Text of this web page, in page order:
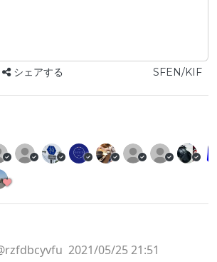
シェアする SFEN/KIF
2021/05/25 21:51